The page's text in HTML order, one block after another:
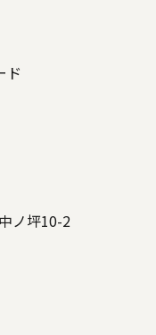
ド
ノ坪10-2